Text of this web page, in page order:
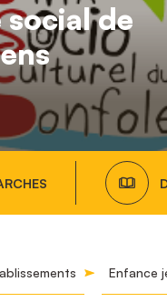
de
Enfance